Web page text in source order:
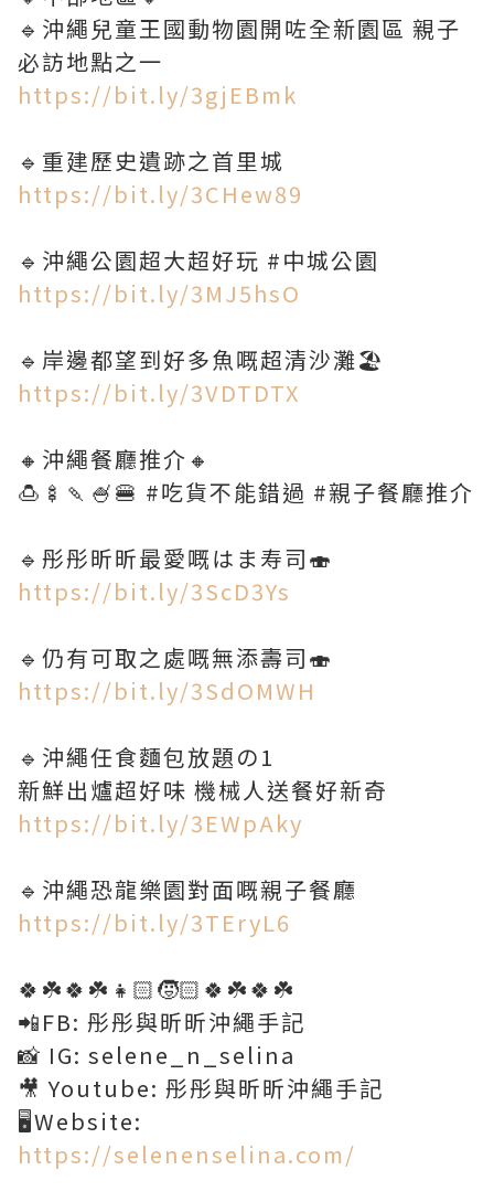
🔹沖繩兒童王國動物園開咗全新園區 親子
必訪地點之一
https://bit.ly/3gjEBmk
🔹重建歷史遺跡之首里城
https://bit.ly/3CHew89
🔹沖繩公園超大超好玩 #中城公園
https://bit.ly/3MJ5hsO
🔹岸邊都望到好多魚嘅超清沙灘🏖️
https://bit.ly/3VDTDTX
🔸沖繩餐廳推介🔸
🍮🍢🍡🍧🍔 #吃貨不能錯過 #親子餐廳推介
🔹彤彤昕昕最愛嘅はま寿司🍣
https://bit.ly/3ScD3Ys
🔹仍有可取之處嘅無添壽司🍣
https://bit.ly/3SdOMWH
🔹沖繩任食麵包放題の1
新鮮出爐超好味 機械人送餐好新奇
https://bit.ly/3EWpAky
🔹沖繩恐龍樂園對面嘅親子餐廳
https://bit.ly/3TEryL6
🍀☘️🍀☘️👧🏻🧒🏻🍀☘️🍀☘️
📲FB: 彤彤與昕昕沖繩手記
📸 IG: selene_n_selina
🎥 Youtube: 彤彤與昕昕沖繩手記
🖥Website:
https://selenenselina.com/